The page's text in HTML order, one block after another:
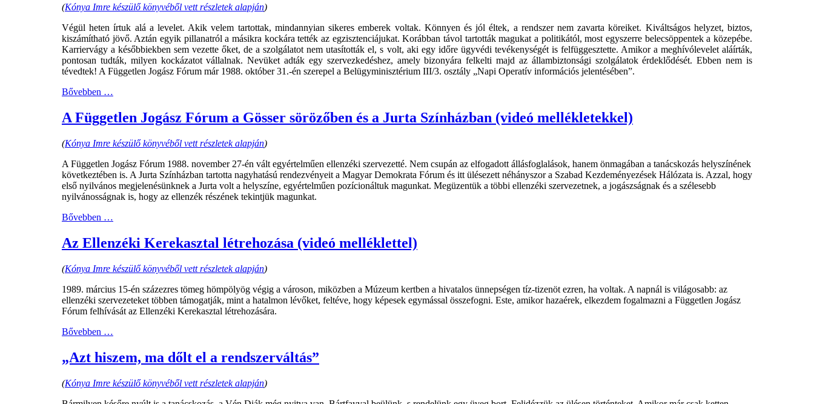
(Kónya Imre készülő könyvéből vett részletek alapján)
Végül heten írtuk alá a levelet. Akik velem tartottak, mindannyian sikeres emberek voltak. Könnyen és jól éltek, a rendszer nem zavarta köreiket. Kiváltságos helyzet, biztos,
kiszámítható jövő. Aztán egyik pillanatról a másikra kockára tették az egzisztenciájukat. Korábban távol tartották magukat a politikától, most egyszerre belecsöppentek a közepébe.
Karriervágy a későbbiekben sem vezette őket, de a szolgálatot nem utasították el, s volt, aki egy időre ügyvédi tevékenységét is felfüggesztette. Amikor a meghívólevelet aláírták,
pontosan tudták, milyen kockázatot vállalnak. Nevüket adták egy szervezkedéshez, amely bizonyára felkelti majd az állambiztonsági szolgálatok érdeklődését. Ebben nem is
tévedtek! A Független Jogász Fórum már 1988. október 31.-én szerepel a Belügyminisztérium III/3. osztály „Napi Operatív információs jelentésében”.
Bővebben …
A Független Jogász Fórum a Gösser sörözőben és a Jurta Színházban (videó mellékletekkel)
(Kónya Imre készülő könyvéből vett részletek alapján)
A Független Jogász Fórum 1988. november 27-én vált egyértelműen ellenzéki szervezetté. Nem csupán az elfogadott állásfoglalások, hanem önmagában a tanácskozás helyszínének
következtében is. A Jurta Színházban tartotta nagyhatású rendezvényeit a Magyar Demokrata Fórum és itt ülésezett néhányszor a Szabad Kezdeményezések Hálózata is. Azzal, hogy
első nyilvános megjelenésünknek a Jurta volt a helyszíne, egyértelműen pozícionáltuk magunkat. Megüzentük a többi ellenzéki szervezetnek, a jogászságnak és a szélesebb
nyilvánosságnak is, hogy az ellenzék részének tekintjük magunkat.
Bővebben …
Az Ellenzéki Kerekasztal létrehozása (videó melléklettel)
(Kónya Imre készülő könyvéből vett részletek alapján)
1989. március 15-én százezres tömeg hömpölyög végig a városon, miközben a Múzeum kertben a hivatalos ünnepségen tíz-tizenöt ezren, ha voltak. A napnál is világosabb: az
ellenzéki szervezeteket többen támogatják, mint a hatalmon lévőket, feltéve, hogy képesek egymással összefogni. Este, amikor hazaérek, elkezdem fogalmazni a Független Jogász
Fórum felhívását az Ellenzéki Kerekasztal létrehozására.
Bővebben …
„Azt hiszem, ma dőlt el a rendszerváltás”
(Kónya Imre készülő könyvéből vett részletek alapján)